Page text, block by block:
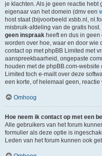
je klachten. Als je geen reactie hebt
eigenaar van het domein (dmv een
host staat (bijvoorbeeld xsbb.nl,
misbruik-afdeling van de gratis
geen inspraak heeft en dus in
worden over hoe, waar en door wie
contact op met phpBB Limited met
aanspreekbaarheid, ongepaste
houden met de phpBB.com-
Limited toch e-mailt over deze
een korte, of helemaal geen, reactie
Omhoog
Hoe neem ik contact op met een
Alle gebruikers van het forum
formulier als deze optie is
Leden van het forum kunnen ook